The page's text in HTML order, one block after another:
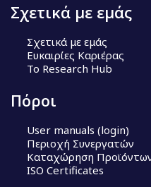
Σχετικά με εμάς
Σχετικά με εμάς
Ευκαιρίες Καριέρας
Το Research Hub
Πόροι
User manuals (login)
Περιοχή Συνεργατών
Καταχώρηση
ISO Certificates